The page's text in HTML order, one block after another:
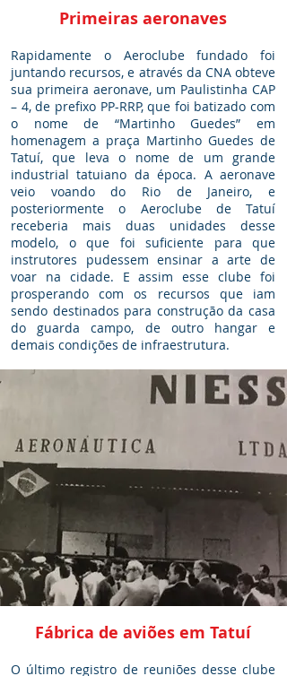
Primeiras aeronaves
Rapidamente o Aeroclube fundado foi
juntando recursos, e através da CNA obteve
sua primeira aeronave, um Paulistinha CAP
– 4, de prefixo PP-RRP, que foi batizado com
o nome de “Martinho Guedes” em
homenagem a praça Martinho Guedes de
Tatuí, que leva o nome de um grande
industrial tatuiano da época. A aeronave
veio voando do Rio de Janeiro, e
posteriormente o Aeroclube de Tatuí
receberia mais duas unidades desse
modelo, o que foi suficiente para que
instrutores pudessem ensinar a arte de
voar na cidade. E assim esse clube foi
prosperando com os recursos que iam
sendo destinados para construção da casa
do guarda campo, de outro hangar e
demais condições de infraestrutura.
Fábrica de aviões em Tatuí
O último registro de reuniões desse clube